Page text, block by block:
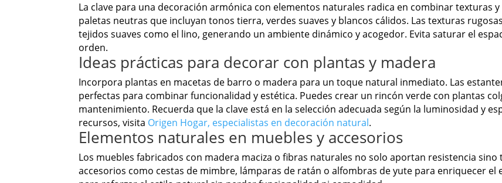
La clave para una decoración armónica con elementos naturales radica en combinar texturas
paletas neutras que incluyan tonos tierra, verdes suaves y blancos cálidos. Las texturas
tejidos suaves como el lino, generando un ambiente dinámico y acogedor. Evita saturar el
orden.
Ideas prácticas para decorar con plantas y madera
Incorpora plantas en macetas de barro o madera para un toque natural inmediato. Las
perfectas para combinar funcionalidad y estética. Puedes crear un rincón verde con plantas
mantenimiento. Recuerda que la clave está en la selección adecuada según la luminosidad y
recursos, visita Origen Hogar, especialistas en decoración natural.
Elementos naturales en muebles y accesorios
Los muebles fabricados con madera maciza o fibras naturales no solo aportan resistencia
accesorios como cestas de mimbre, lámparas de ratán o alfombras de yute para enriquecer